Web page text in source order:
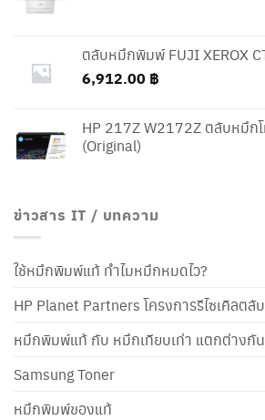
ตลับหมึกพิมพ์ FUJI XEROX
6,912.00 ฿
HP 217Z W2172Z ตลับหมึก
(Original)
ข่าวสาร IT / บทความ
ใช้หมึกพิมพ์แท้ ทำไมหมึกหมดไว?
HP Planet Partners โครงการรีไซเคิลตลั
หมึกพิมพ์แท้ กับ หมึกเทียบเท่า แตกต่างกัน
Samsung Toner
หมึกพิมพ์ของแท้